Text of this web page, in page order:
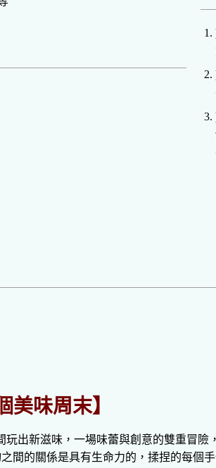
美味周末】
出新滋味，一場味蕾與創意的雙重冒險
間的關係是具有生命力的，揉捏的每個